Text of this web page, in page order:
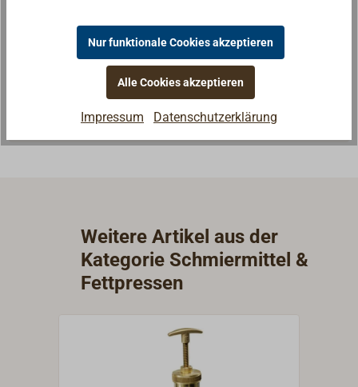
Reden Sie mit Handwerkern, Bootsbauern und
Seglerinnen. Wir verstehen Ihre Fragen und geben die
passende Antwort.
Weitere Artikel aus der
Kategorie Schmiermittel &
Fettpressen
Nur funktionale Cookies akzeptieren
Alle Cookies akzeptieren
Impressum Datenschutzerklärung